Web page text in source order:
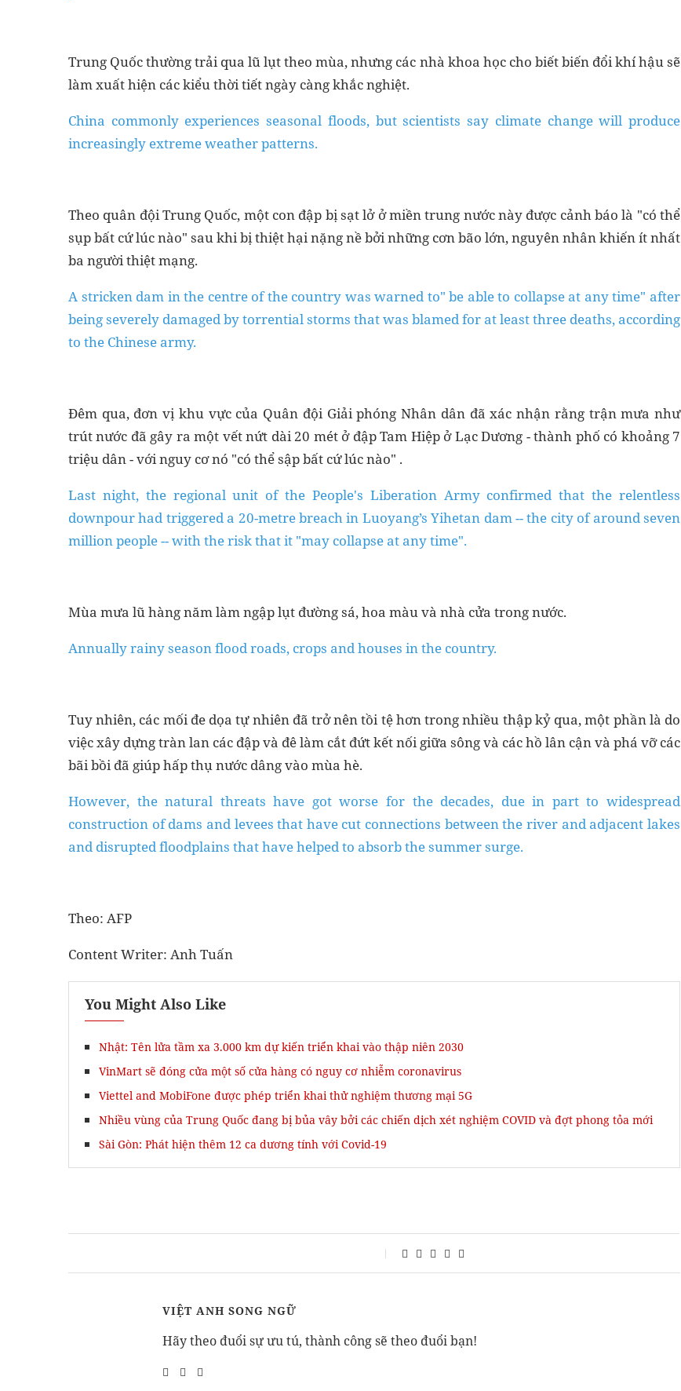
Trung Quốc thường trải qua lũ lụt theo mùa, nhưng các nhà khoa học cho biết biến đổi khí hậu sẽ
làm xuất hiện các kiểu thời tiết ngày càng khắc nghiệt.
China commonly experiences seasonal floods, but scientists say climate change will produce
increasingly extreme weather patterns.
Theo quân đội Trung Quốc, một con đập bị sạt lở ở miền trung nước này được cảnh báo là "có thể
sụp bất cứ lúc nào" sau khi bị thiệt hại nặng nề bởi những cơn bão lớn, nguyên nhân khiến ít nhất
ba người thiệt mạng.
A stricken dam in the centre of the country was warned to" be able to collapse at any time" after
being severely damaged by torrential storms that was blamed for at least three deaths, according
to the Chinese army.
Đêm qua, đơn vị khu vực của Quân đội Giải phóng Nhân dân đã xác nhận rằng trận mưa như
trút nước đã gây ra một vết nứt dài 20 mét ở đập Tam Hiệp ở Lạc Dương - thành phố có khoảng 7
triệu dân - với nguy cơ nó "có thể sập bất cứ lúc nào" .
Last night, the regional unit of the People's Liberation Army confirmed that the relentless
downpour had triggered a 20-metre breach in Luoyang’s Yihetan dam -- the city of around seven
million people -- with the risk that it "may collapse at any time".
Mùa mưa lũ hàng năm làm ngập lụt đường sá, hoa màu và nhà cửa trong nước.
Annually rainy season flood roads, crops and houses in the country.
Tuy nhiên, các mối đe dọa tự nhiên đã trở nên tồi tệ hơn trong nhiều thập kỷ qua, một phần là do
việc xây dựng tràn lan các đập và đê làm cắt đứt kết nối giữa sông và các hồ lân cận và phá vỡ các
bãi bồi đã giúp hấp thụ nước dâng vào mùa hè.
However, the natural threats have got worse for the decades, due in part to widespread
construction of dams and levees that have cut connections between the river and adjacent lakes
and disrupted floodplains that have helped to absorb the summer surge.
Theo: AFP
Content Writer: Anh Tuấn
You Might Also Like
Nhật: Tên lửa tầm xa 3.000 km dự kiến triển khai vào thập niên 2030
VinMart sẽ đóng cửa một số cửa hàng có nguy cơ nhiễm coronavirus
Viettel and MobiFone được phép triển khai thử nghiệm thương mại 5G
Nhiều vùng của Trung Quốc đang bị bủa vây bởi các chiến dịch xét nghiệm COVID và đợt phong tỏa mới
Sài Gòn: Phát hiện thêm 12 ca dương tính với Covid-19
VIỆT ANH SONG NGỮ
Hãy theo đuổi sự ưu tú, thành công sẽ theo đuổi bạn!